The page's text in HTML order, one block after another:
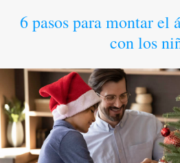
6 pasos para montar el
con los